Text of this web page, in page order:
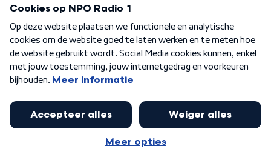
Algemene voorwaarden